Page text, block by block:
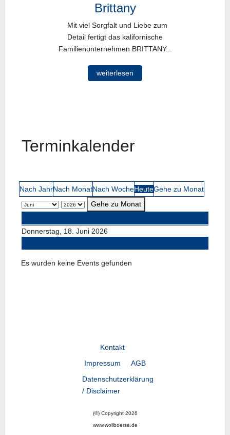
Brittany
Mit viel Sorgfalt und Liebe zum
Detail fertigt das kalifornische
Familienunternehmen BRITTANY...
weiterlesen
Terminkalender
Nach JahrNach MonatNach WocheHeuteGehe zu Monat
Gehe zu Monat
Donnerstag, 18. Juni 2026
Es wurden keine Events gefunden
Kontakt
Impressum
AGB
Datenschutzerklärung
/ Disclaimer
(©) Copyright 2026
www.wollboerse.de